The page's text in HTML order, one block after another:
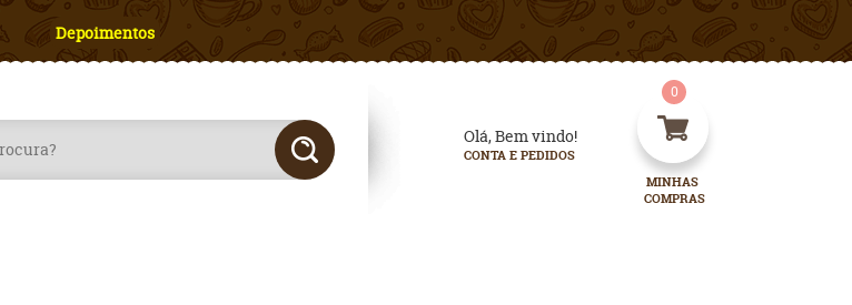
Depoimentos
Olá, Bem vindo!
CONTA E PEDIDOS
MINHAS
COMPRAS
0